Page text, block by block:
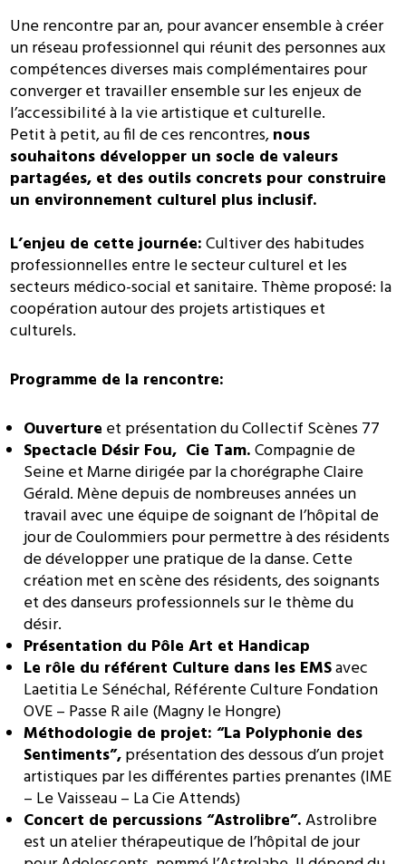
Une rencontre par an, pour avancer ensemble à créer
un réseau professionnel qui réunit des personnes aux
compétences diverses mais complémentaires pour
converger et travailler ensemble sur les enjeux de
l’accessibilité à la vie artistique et culturelle.
Petit à petit, au fil de ces rencontres,nous
souhaitons développer un socle de valeurs
partagées, et des outils concrets pour construire
un environnement culturel plus inclusif.
L’enjeu de cette journée:Cultiver des habitudes
professionnelles entre le secteur culturel et les
secteurs médico-social et sanitaire. Thème proposé: la
coopération autour des projets artistiques et
culturels.
Programme de la rencontre:
Ouverture et présentation du Collectif Scènes 77
Spectacle Désir Fou, Cie Tam.Compagnie de
Seine et Marne dirigée par la chorégraphe Claire
Gérald. Mène depuis de nombreuses années un
travail avec une équipe de soignant de l’hôpital de
jour de Coulommiers pour permettre à des résidents
de développer une pratique de la danse. Cette
création met en scène des résidents, des soignants
et des danseurs professionnels sur le thème du
désir.
Présentation du Pôle Art et Handicap
Le rôle du référent Culture dans les EMSavec
Laetitia Le Sénéchal, Référente Culture Fondation
OVE – Passe R aile (Magny le Hongre)
Méthodologie de projet: “La Polyphonie des
Sentiments”,présentation des dessous d’un projet
artistiques par les différentes parties prenantes (IME
– Le Vaisseau – La Cie Attends)
Concert de percussions “Astrolibre”.Astrolibre
est un atelier thérapeutique de l’hôpital de jour